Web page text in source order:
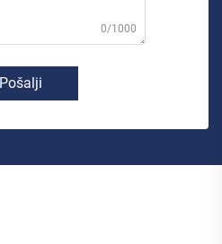
0/1000
Pošalji